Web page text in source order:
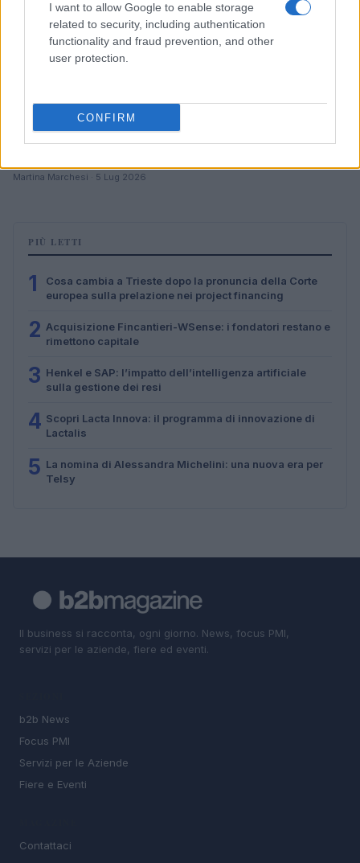
I want to allow Google to enable storage
related to security, including authentication
functionality and fraud prevention, and other
user protection.
CONFIRM
Cosa cambia a Trieste dopo la pronuncia della Corte
Martina Marchesi · 5 Lug 2026
PIÙ LETTI
1
Cosa cambia a Trieste dopo la pronuncia della Corte
europea sulla prelazione nei project financing
2 Acquisizione Fincantieri-WSense: i fondatori restano e
rimettono capitale
3 Henkel e SAP: l’impatto dell’intelligenza artificiale
sulla gestione dei resi
4 Scopri Lacta Innova: il programma di innovazione di
Lactalis
5 La nomina di Alessandra Michelini: una nuova era per
Telsy
Il business si racconta, ogni giorno. News, focus PMI,
servizi per le aziende, fiere ed eventi.
b2b News
Focus PMI
Servizi per le Aziende
Fiere e Eventi
Contattaci